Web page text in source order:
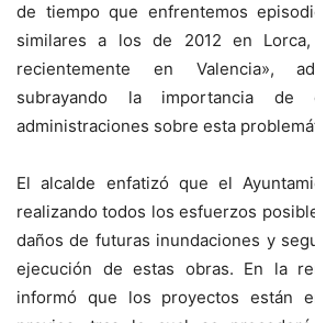
de tiempo que enfrentemos
similares a los de 2012 en
recientemente en Valencia»,
subrayando la importancia de
administraciones sobre esta
El alcalde enfatizó que el
realizando todos los esfuerzos
daños de futuras inundaciones y
ejecución de estas obras. En la
informó que los proyectos están